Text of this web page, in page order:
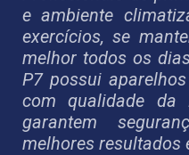
e ambiente
exercícios, se
melhor todos os
P7 possui
com qualidade da
garantem
melhores resultados